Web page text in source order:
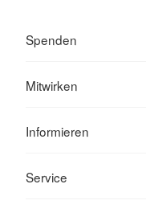
Spenden
Mitwirken
Informieren
Service